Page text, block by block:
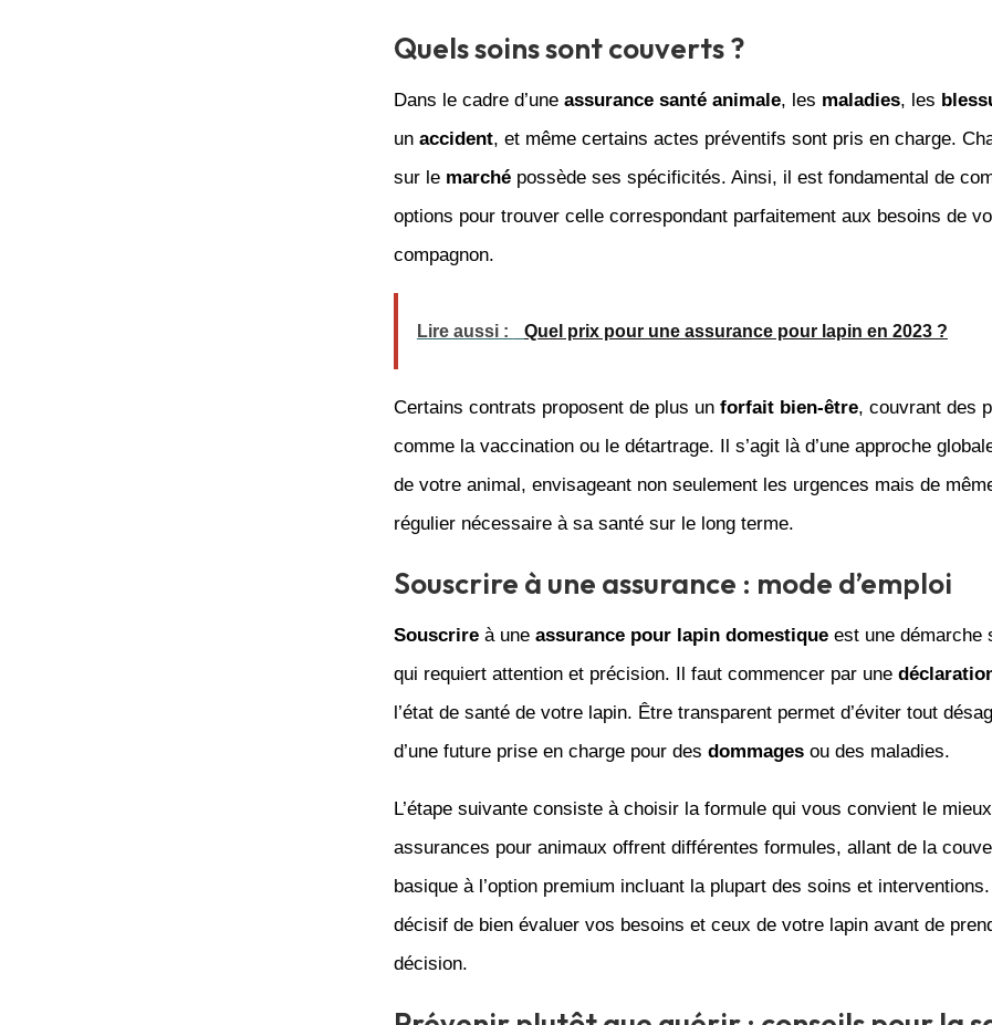
Quels soins sont couverts ?
Dans le cadre d’une assurance santé animale, les maladies, les
un accident, et même certains actes préventifs sont pris en charge.
sur le marchépossède ses spécificités. Ainsi, il est fondamental de
options pour trouver celle correspondant parfaitement aux besoins de
compagnon.
Lire aussi : Quel prix pour une assurance pour lapin en 2023 ?
Certains contrats proposent de plus un forfait bien-être, couvrant des
comme la vaccination ou le détartrage. Il s’agit là d’une approche
de votre animal, envisageant non seulement les urgences mais de
régulier nécessaire à sa santé sur le long terme.
Souscrire à une assurance : mode d’emploi
Souscrireà une assurance pour lapin domestiqueest une démarche
qui requiert attention et précision. Il faut commencer par une
l’état de santé de votre lapin. Être transparent permet d’éviter tout
d’une future prise en charge pour des dommagesou des maladies.
L’étape suivante consiste à choisir la formule qui vous convient le
assurances pour animaux offrent différentes formules, allant de la
basique à l’option premium incluant la plupart des soins et
décisif de bien évaluer vos besoins et ceux de votre lapin avant de
décision.